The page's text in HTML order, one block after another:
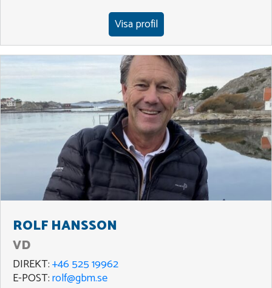
Visa profil
ROLF HANSSON
VD
DIREKT:+46 525 19962
E-POST:rolf@gbm.se